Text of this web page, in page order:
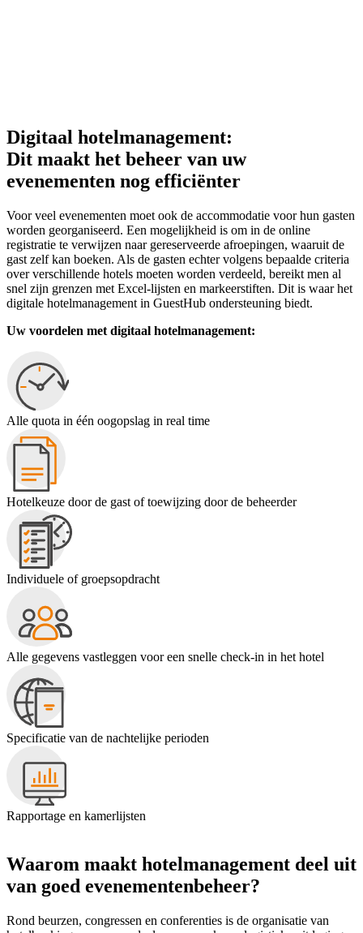
Digitaal hotelmanagement:
Dit maakt het beheer van uw
evenementen nog efficiënter
Voor veel evenementen moet ook de accommodatie voor hun gasten
worden georganiseerd. Een mogelijkheid is om in de online
registratie te verwijzen naar gereserveerde afroepingen, waaruit de
gast zelf kan boeken. Als de gasten echter volgens bepaalde criteria
over verschillende hotels moeten worden verdeeld, bereikt men al
snel zijn grenzen met Excel-lijsten en markeerstiften. Dit is waar het
digitale hotelmanagement in GuestHub ondersteuning biedt.
Uw voordelen met digitaal hotelmanagement:
Alle quota in één oogopslag in real time
Hotelkeuze door de gast of toewijzing door de beheerder
Individuele of groepsopdracht
Alle gegevens vastleggen voor een snelle check-in in het hotel
Specificatie van de nachtelijke perioden
Rapportage en kamerlijsten
Waarom maakt hotelmanagement deel uit
van goed evenementenbeheer?
Rond beurzen, congressen en conferenties is de organisatie van